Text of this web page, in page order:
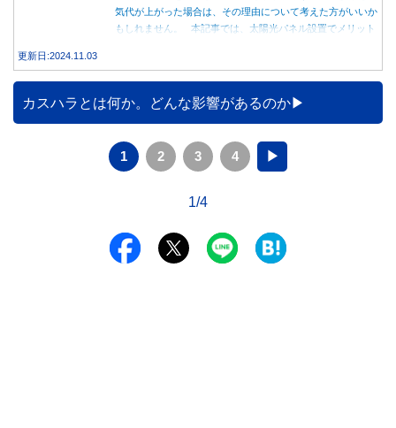
気代が上がった場合は、その理由について考えた方がいいか
もしれません。 本記事では、太陽光パネル設置でメリット
更新日:2024.11.03
カスハラとは何か。どんな影響があるのか
1 2 3 4 ▶
1/4